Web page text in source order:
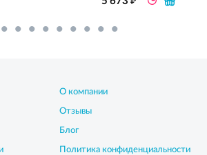
О компании
Отзывы
Блог
Политика конфиденциальности